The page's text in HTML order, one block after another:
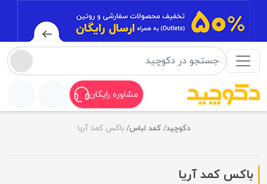
مشاوره رایگان
دکوچید کمد لباس باکس کمد آریا
باکس کمد آریا